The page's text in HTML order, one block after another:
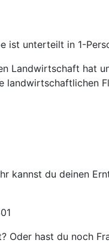
ist unterteilt in 1-
Landwirtschaft hat
landwirtschaftlichen
kannst du deinen
Oder hast du noch